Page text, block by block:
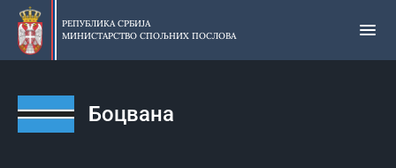
Прескочи
главни
део
РЕПУБЛИКА СРБИЈА
МИНИСТАРСТВО СПОЉНИХ ПОСЛОВА
Боцвана